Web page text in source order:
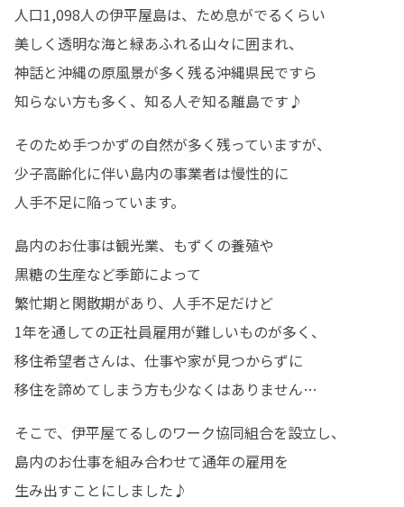
人口1,098人の伊平屋島は、ため息がでるくらい
美しく透明な海と緑あふれる山々に囲まれ、
神話と沖縄の原風景が多く残る沖縄県民ですら
知らない方も多く、知る人ぞ知る離島です♪
そのため手つかずの自然が多く残っていますが、
少子高齢化に伴い島内の事業者は慢性的に
人手不足に陥っています。
島内のお仕事は観光業、もずくの養殖や
黒糖の生産など季節によって
繁忙期と閑散期があり、人手不足だけど
1年を通しての正社員雇用が難しいものが多く、
移住希望者さんは、仕事や家が見つからずに
移住を諦めてしまう方も少なくはありません…
そこで、伊平屋てるしのワーク協同組合を設立し、
島内のお仕事を組み合わせて通年の雇用を
生み出すことにしました♪